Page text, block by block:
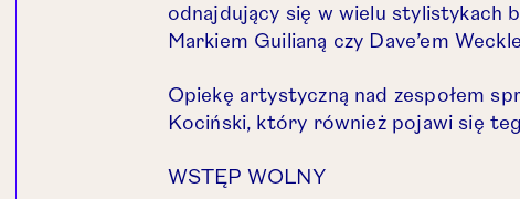
odnajdujący się w wielu stylistykach
Markiem Guilianą czy Dave’em
Opiekę artystyczną nad zespołem
Kociński, który również pojawi się
WSTĘP WOLNY